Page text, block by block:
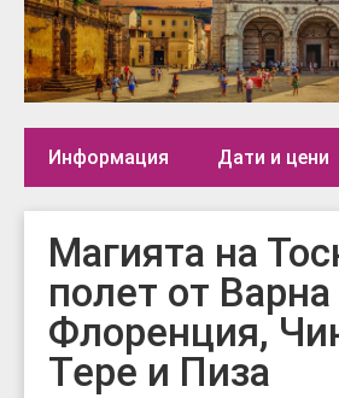
Информация Дати и цени
Магията на
полет от
Флоренция,
Тере и Пиза